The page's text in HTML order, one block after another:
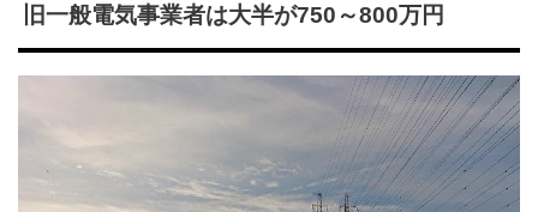
旧一般電気事業者は大半が750～800万円